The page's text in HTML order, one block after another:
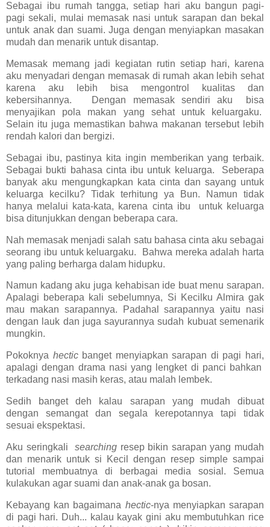
Sebagai ibu rumah tangga, setiap hari aku bangun pagi-
pagi sekali, mulai memasak nasi untuk sarapan dan bekal
untuk anak dan suami. Juga dengan menyiapkan masakan
mudah dan menarik untuk disantap.
Memasak memang jadi kegiatan rutin setiap hari, karena
aku menyadari dengan memasak di rumah akan lebih sehat
karena aku lebih bisa mengontrol kualitas dan
kebersihannya. Dengan memasak sendiri aku bisa
menyajikan pola makan yang sehat untuk keluargaku.
Selain itu juga memastikan bahwa makanan tersebut lebih
rendah kalori dan bergizi.
Sebagai ibu, pastinya kita ingin memberikan yang terbaik.
Sebagai bukti bahasa cinta ibu untuk keluarga. Seberapa
banyak aku mengungkapkan kata cinta dan sayang untuk
keluarga kecilku? Tidak terhitung ya Bun. Namun tidak
hanya melalui kata-kata, karena cinta ibu untuk keluarga
bisa ditunjukkan dengan beberapa cara.
Nah memasak menjadi salah satu bahasa cinta aku sebagai
seorang ibu untuk keluargaku. Bahwa mereka adalah harta
yang paling berharga dalam hidupku.
Namun kadang aku juga kehabisan ide buat menu sarapan.
Apalagi beberapa kali sebelumnya, Si Kecilku Almira gak
mau makan sarapannya. Padahal sarapannya yaitu nasi
dengan lauk dan juga sayurannya sudah kubuat semenarik
mungkin.
Pokoknya hecticbanget menyiapkan sarapan di pagi hari,
apalagi dengan drama nasi yang lengket di panci bahkan
terkadang nasi masih keras, atau malah lembek.
Sedih banget deh kalau sarapan yang mudah dibuat
dengan semangat dan segala kerepotannya tapi tidak
sesuai ekspektasi.
Aku seringkali searching resep bikin sarapan yang mudah
dan menarik untuk si Kecil dengan resep simple sampai
tutorial membuatnya di berbagai media sosial. Semua
kulakukan agar suami dan anak-anak ga bosan.
Kebayang kan bagaimana hectic-nya menyiapkan sarapan
di pagi hari. Duh... kalau kayak gini aku membutuhkan rice